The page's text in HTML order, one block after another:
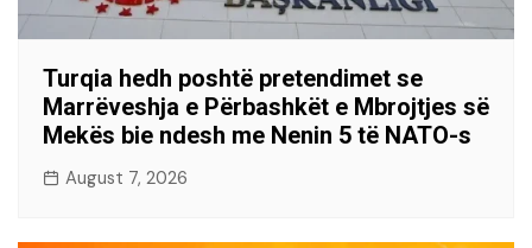
Turqia hedh poshtë pretendimet se
Marrëveshja e Përbashkët e Mbrojtjes së
Mekës bie ndesh me Nenin 5 të NATO-s
August 7, 2026